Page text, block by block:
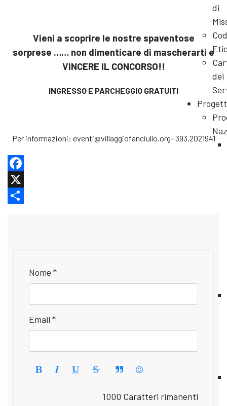
di
dei
Vieni a scoprire le nostre spaventose
sorprese …… non dimenticare di mascherarti e
VINCERE IL CONCORSO!!
INGRESSO E PARCHEGGIO GRATUITI
Per informazioni: eventi@villaggiofanciullo.org- 393.2021941
Facebook
X
Nome *
Email *
1000 Caratteri rimanenti